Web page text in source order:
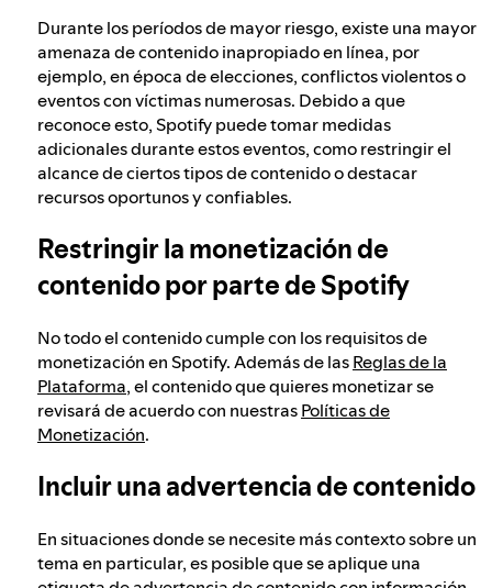
Durante los períodos de mayor riesgo, existe una mayor
amenaza de contenido inapropiado en línea, por
ejemplo, en época de elecciones, conflictos violentos o
eventos con víctimas numerosas. Debido a que
reconoce esto, Spotify puede tomar medidas
adicionales durante estos eventos, como restringir el
alcance de ciertos tipos de contenido o destacar
recursos oportunos y confiables.
Restringir la monetización de
contenido por parte de Spotify
No todo el contenido cumple con los requisitos de
monetización en Spotify. Además de lasReglas de la
Plataforma, el contenido que quieres monetizar se
revisará de acuerdo con nuestrasPolíticas de
Monetización.
Incluir una advertencia de contenido
En situaciones donde se necesite más contexto sobre un
tema en particular, es posible que se aplique una